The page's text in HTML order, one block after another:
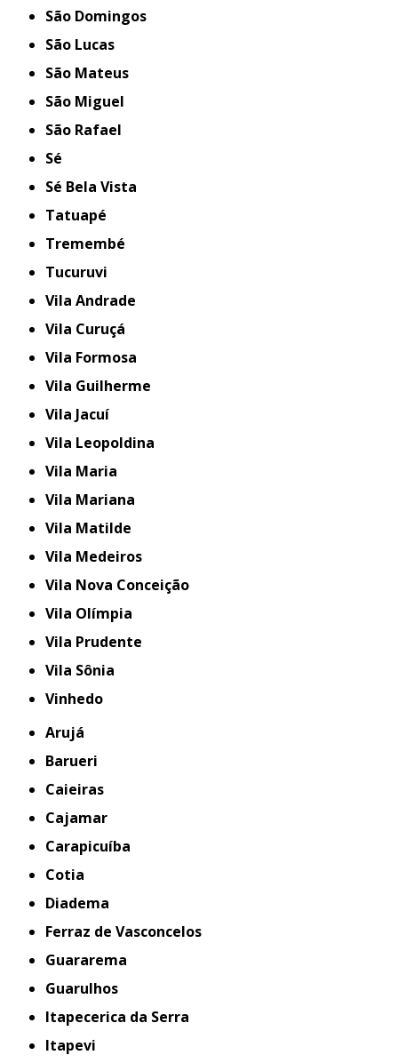
São Domingos
São Lucas
São Mateus
São Miguel
São Rafael
Sé
Sé Bela Vista
Tatuapé
Tremembé
Tucuruvi
Vila Andrade
Vila Curuçá
Vila Formosa
Vila Guilherme
Vila Jacuí
Vila Leopoldina
Vila Maria
Vila Mariana
Vila Matilde
Vila Medeiros
Vila Nova Conceição
Vila Olímpia
Vila Prudente
Vila Sônia
Vinhedo
Arujá
Barueri
Caieiras
Cajamar
Carapicuíba
Cotia
Diadema
Ferraz de Vasconcelos
Guararema
Guarulhos
Itapecerica da Serra
Itapevi